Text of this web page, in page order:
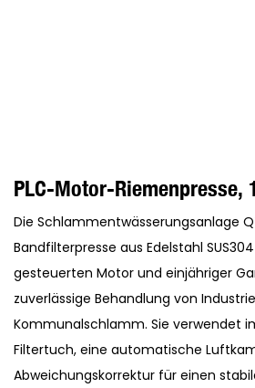
PLC-Motor-Riemenpresse,
Die Schlammentwässerungsanlage
Bandfilterpresse aus Edelstahl
gesteuerten Motor und einjähriger
zuverlässige Behandlung von
Kommunalschlamm. Sie verwendet
Filtertuch, eine automatische
Abweichungskorrektur für einen